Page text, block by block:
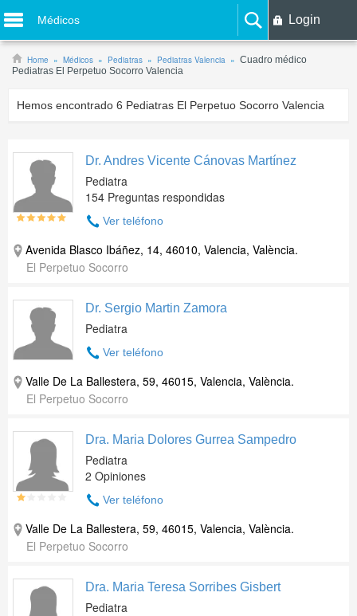
Médicos Login
Home Médicos Pediatras Pediatras Valencia
Cuadro médico
Pediatras El Perpetuo Socorro Valencia
Hemos encontrado 6 Pediatras El Perpetuo Socorro Valencia
Dr. Andres Vicente Cánovas Martínez
Pediatra
154 Preguntas respondidas
Ver teléfono
Avenida Blasco Ibáñez, 14, 46010, Valencia, València.
El Perpetuo Socorro
Dr. Sergio Martin Zamora
Pediatra
Ver teléfono
Valle De La Ballestera, 59, 46015, Valencia, València.
El Perpetuo Socorro
Dra. Maria Dolores Gurrea Sampedro
Pediatra
2 Opiniones
Ver teléfono
Valle De La Ballestera, 59, 46015, Valencia, València.
El Perpetuo Socorro
Dra. Maria Teresa Sorribes Gisbert
Pediatra